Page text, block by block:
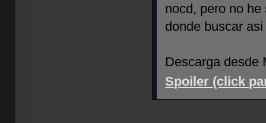
nocd, pero no
donde buscar
Descarga desde
Spoiler (click